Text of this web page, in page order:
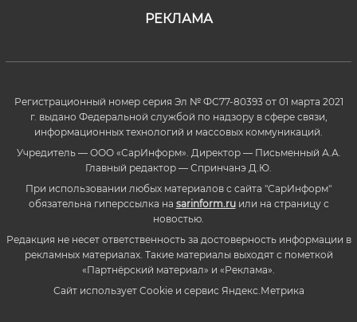
РЕКЛАМА
Регистрационный номер серия Эл № ФС77-80393 от 01 марта 2021
г. выдано Федеральной службой по надзору в сфере связи,
информационных технологий и массовых коммуникаций.
Учредитель — ООО «СарИнформ». Директор — Письменный А.А.
Главный редактор — Спринчанэ Д.Ю.
При использовании любых материалов с сайта "СарИнформ"
обязательна гиперссылка на sarinform.ruили на страницу с
новостью.
Редакция не несет ответственность за достоверность информации в
рекламных материалах. Такие материалы выходят с пометкой
«Партнёрский материал» и «Реклама».
Сайт использует Cookie и сервиc Яндекс.Метрика